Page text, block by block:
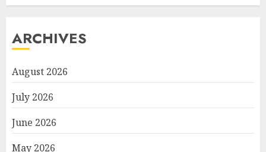
ARCHIVES
August 2026
July 2026
June 2026
May 2026